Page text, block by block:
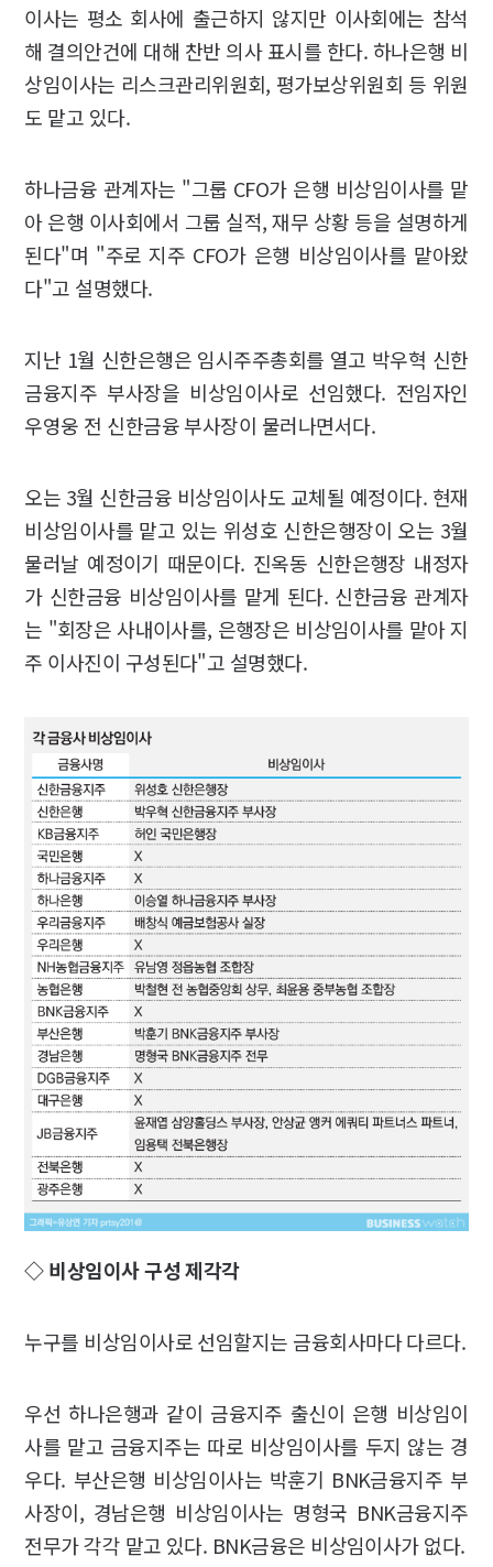
이사는 평소 회사에 출근하지 않지만 이사회에는 참석
해 결의안건에 대해 찬반 의사 표시를 한다. 하나은행 비
상임이사는 리스크관리위원회, 평가보상위원회 등 위원
도 맡고 있다.
하나금융 관계자는 "그룹 CFO가 은행 비상임이사를 맡
아 은행 이사회에서 그룹 실적, 재무 상황 등을 설명하게
된다"며 "주로 지주 CFO가 은행 비상임이사를 맡아왔
다"고 설명했다.
지난 1월 신한은행은 임시주주총회를 열고 박우혁 신한
금융지주 부사장을 비상임이사로 선임했다. 전임자인
우영웅 전 신한금융 부사장이 물러나면서다.
오는 3월 신한금융 비상임이사도 교체될 예정이다. 현재
비상임이사를 맡고 있는 위성호 신한은행장이 오는 3월
물러날 예정이기 때문이다. 진옥동 신한은행장 내정자
가 신한금융 비상임이사를 맡게 된다. 신한금융 관계자
는 "회장은 사내이사를, 은행장은 비상임이사를 맡아 지
주 이사진이 구성된다"고 설명했다.
◇ 비상임이사 구성 제각각
누구를 비상임이사로 선임할지는 금융회사마다 다르다.
우선 하나은행과 같이 금융지주 출신이 은행 비상임이
사를 맡고 금융지주는 따로 비상임이사를 두지 않는 경
우다. 부산은행 비상임이사는 박훈기 BNK금융지주 부
사장이, 경남은행 비상임이사는 명형국 BNK금융지주
전무가 각각 맡고 있다. BNK금융은 비상임이사가 없다.